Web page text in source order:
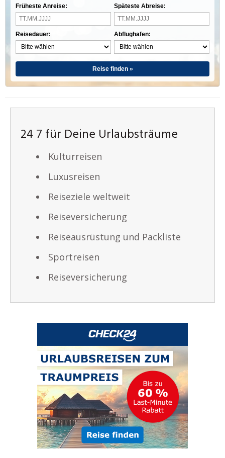
Früheste Anreise:
Reisedauer:
Späteste Abreise:
Abflughafen:
Reise finden »
24 7 für Deine Urlaubsträume
Kulturreisen
Luxusreisen
Reiseziele weltweit
Reiseversicherung
Reiseausrüstung und Packliste
Sportreisen
Reiseversicherung